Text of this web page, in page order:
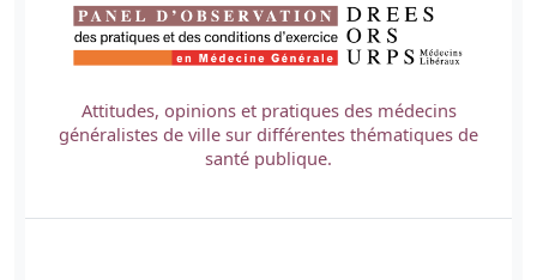
Attitudes, opinions et pratiques des médecins
généralistes de ville sur différentes thématiques de
santé publique.